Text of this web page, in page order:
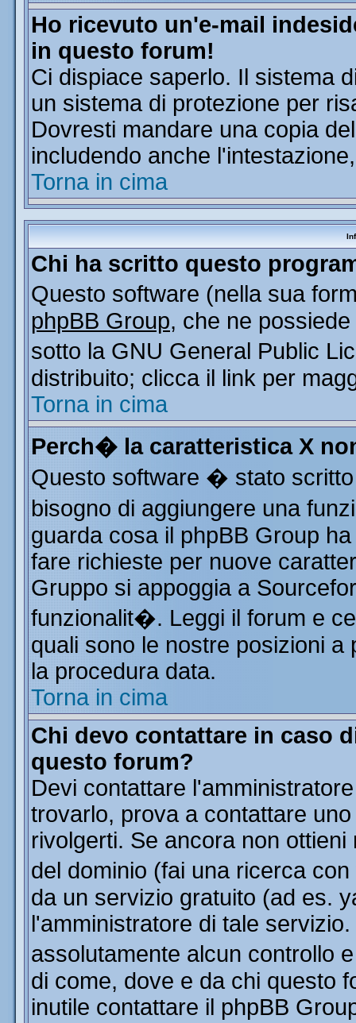
Ho ricevuto un'e-mail
in questo forum!
Ci dispiace saperlo. Il sistema
un sistema di protezione per
Dovresti mandare una copia
includendo anche
Torna in cima
Chi ha scritto questo
Questo software (nella sua
phpBB Group, che ne
sotto la GNU General Public
distribuito; clicca il link per
Torna in cima
Perch� la caratteristica X
Questo software � stato
bisogno di aggiungere una
guarda cosa il phpBB Group
fare richieste per nuove
Gruppo si appoggia a
funzionalit�. Leggi il forum e
quali sono le nostre posizioni
la procedura data.
Torna in cima
Chi devo contattare in caso
questo forum?
Devi contattare
trovarlo, prova a contattare
rivolgerti. Se ancora non
del dominio (fai una ricerca
da un servizio gratuito (ad es.
l'amministratore di tale
assolutamente alcun controllo
di come, dove e da chi questo
inutile contattare il phpBB